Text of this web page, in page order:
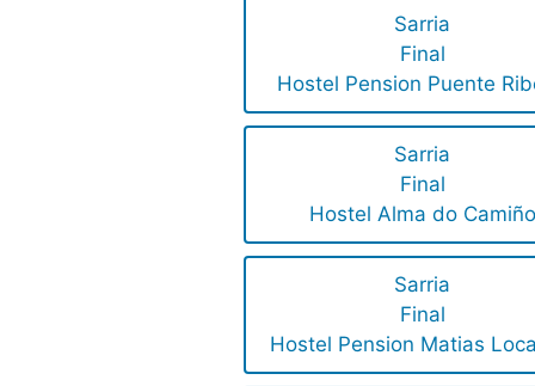
Sarria
Final
Hostel Pension Puente
Sarria
Final
Hostel Alma do Camiño
Sarria
Final
Hostel Pension Matias